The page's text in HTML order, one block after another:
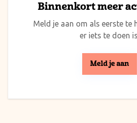
Binnenkort meer
Meld je aan om als eerste te
er iets te doen
Meld je aan